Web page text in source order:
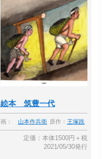
絵本 筑豊一代
画： 山本作兵衛 原作： 王塚跣
定価：本体1500円＋税
2021/05/30発行